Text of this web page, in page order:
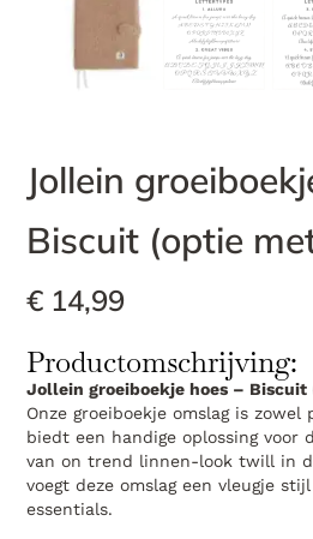
Jollein
Biscuit (optie
€ 14,99
Productomschrijving:
Jollein groeiboekje hoes – Biscuit
Onze groeiboekje omslag is
biedt een handige oplossing voor
van on trend linnen-look twill in
voegt deze omslag een vleugje
essentials.